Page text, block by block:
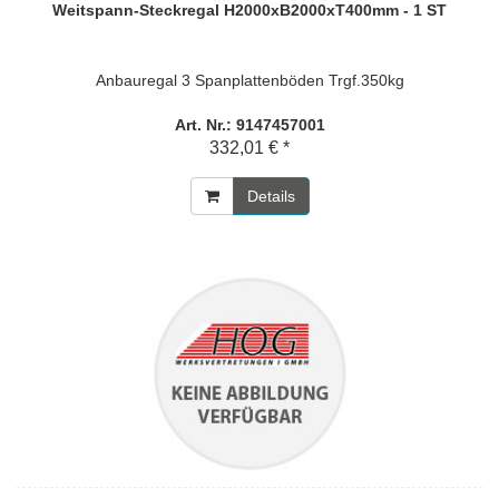
Weitspann-Steckregal H2000xB2000xT400mm - 1 ST
Anbauregal 3 Spanplattenböden Trgf.350kg
Art. Nr.: 9147457001
332,01 € *
Details